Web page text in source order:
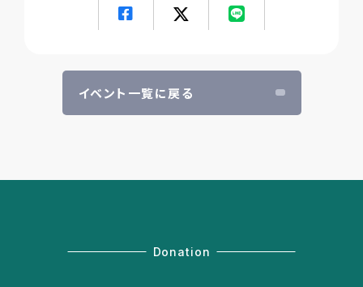
イベント一覧に戻る
Donation